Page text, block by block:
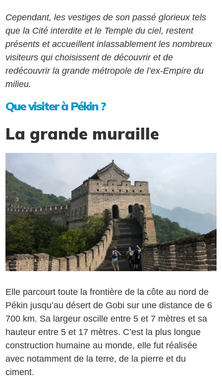
Cependant, les vestiges de son passé glorieux tels
que la Cité interdite et le Temple du ciel, restent
présents et accueillent inlassablement les nombreux
visiteurs qui choisissent de découvrir et de
redécouvrir la grande métropole de l’ex-Empire du
milieu.
Que visiter à Pékin ?
La grande muraille
Elle parcourt toute la frontière de la côte au nord de
Pékin jusqu’au désert de Gobi sur une distance de 6
700 km. Sa largeur oscille entre 5 et 7 mètres et sa
hauteur entre 5 et 17 mètres. C’est la plus longue
construction humaine au monde, elle fut réalisée
avec notamment de la terre, de la pierre et du
ciment.